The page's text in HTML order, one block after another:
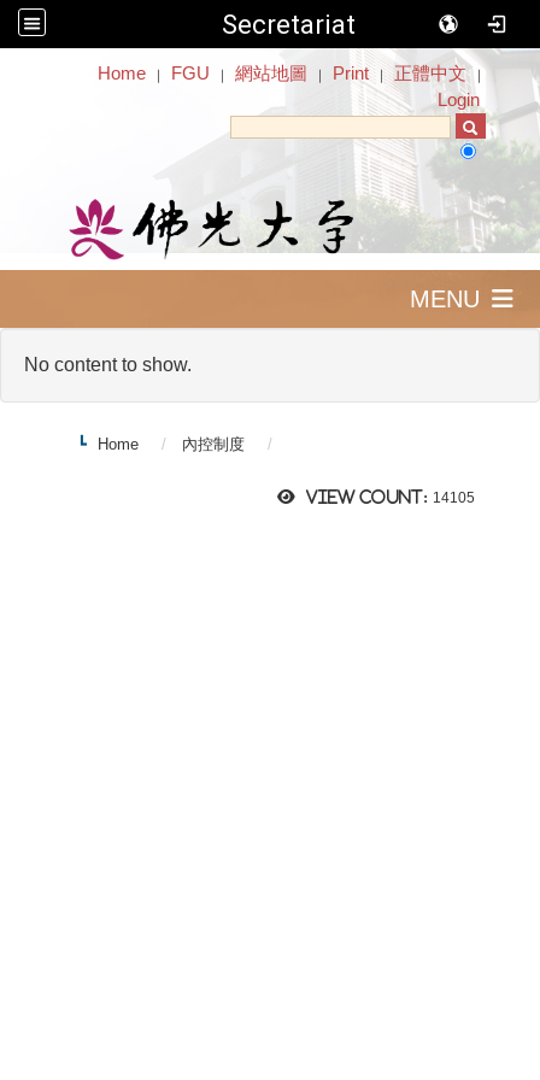
Secretariat
Home ｜ FGU ｜ 網站地圖 ｜ Print ｜ 正體中文 ｜
Login
MENU
No content to show.
Home 內控制度
View count: 14105